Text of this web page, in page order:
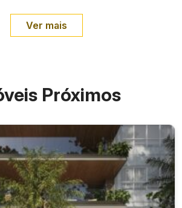
Ver mais
Próximos